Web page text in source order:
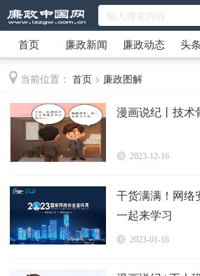
首页 廉政新闻 廉政动态 头
当前位置： 首页 > 廉政图解
漫画说纪丨技术
2023-12-16
干货满满！网络
一起来学习
2023-01-16